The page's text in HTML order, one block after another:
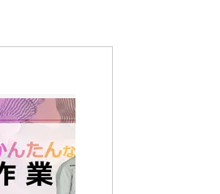
中,女性活躍中,